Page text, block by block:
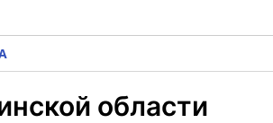
области